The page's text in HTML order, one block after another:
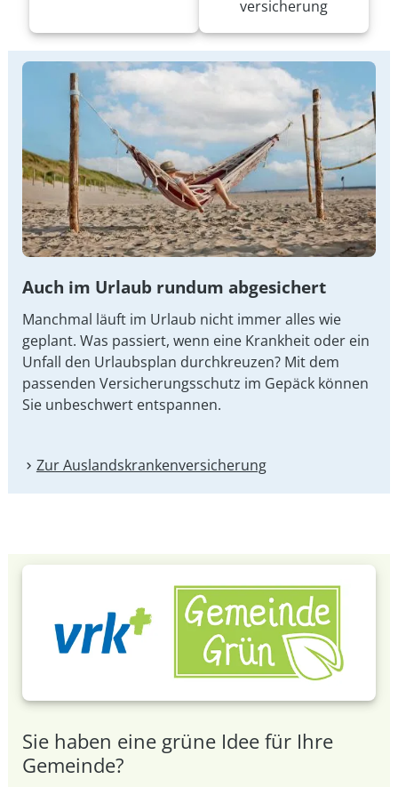
versicherung
Auch im Urlaub rundum abgesichert
Manchmal läuft im Urlaub nicht immer alles wie
geplant. Was passiert, wenn eine Krankheit oder ein
Unfall den Urlaubsplan durchkreuzen? Mit dem
passenden Versicherungsschutz im Gepäck können
Sie unbeschwert entspannen.
Zur Auslandskranken­versicherung
Sie haben eine grüne Idee für Ihre
Gemeinde?